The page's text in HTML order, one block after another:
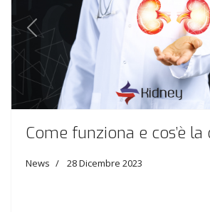
Previous
Come funziona e cos’è la
News 28 Dicembre 2023